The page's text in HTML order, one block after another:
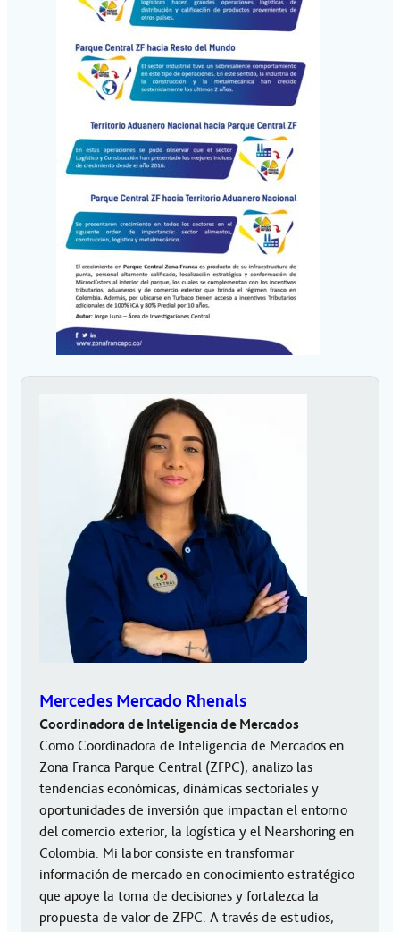
Mercedes Mercado Rhenals
Coordinadora de Inteligencia de Mercados
Como Coordinadora de Inteligencia de Mercados en
Zona Franca Parque Central (ZFPC), analizo las
tendencias económicas, dinámicas sectoriales y
oportunidades de inversión que impactan el entorno
del comercio exterior, la logística y el Nearshoring en
Colombia. Mi labor consiste en transformar
información de mercado en conocimiento estratégico
que apoye la toma de decisiones y fortalezca la
propuesta de valor de ZFPC. A través de estudios,